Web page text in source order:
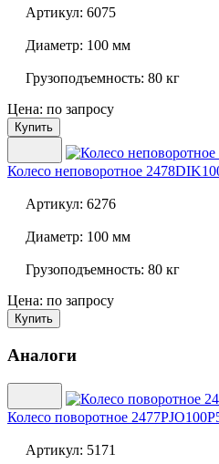
Артикул: 6075
Диаметр: 100 мм
Грузоподъемность: 80 кг
Цена: по запросу
Купить
Колесо неповоротное
Артикул: 6276
Диаметр: 100 мм
Грузоподъемность: 80 кг
Цена: по запросу
Купить
Аналоги
Колесо поворотное
Артикул: 5171